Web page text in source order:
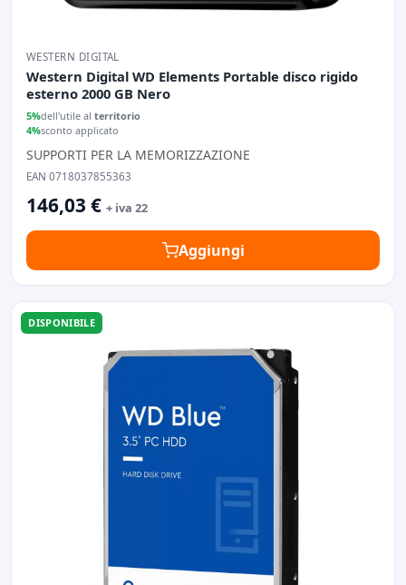
WESTERN DIGITAL
Western Digital WD Elements Portable disco rigido
esterno 2000 GB Nero
5%dell'utile al territorio
4%sconto applicato
SUPPORTI PER LA MEMORIZZAZIONE
EAN 0718037855363
146,03 € + iva 22
Aggiungi
DISPONIBILE